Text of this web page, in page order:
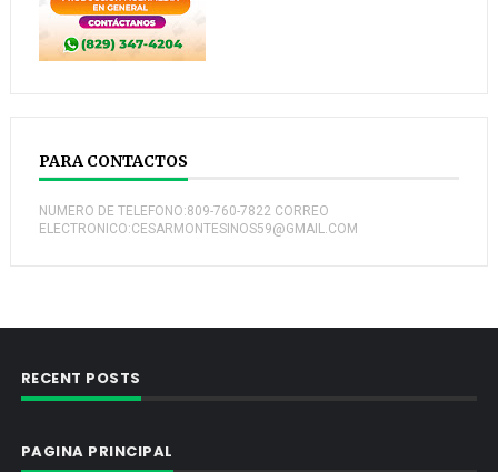
PARA CONTACTOS
NUMERO DE TELEFONO:809-760-7822 CORREO
ELECTRONICO:CESARMONTESINOS59@GMAIL.COM
RECENT POSTS
PAGINA PRINCIPAL